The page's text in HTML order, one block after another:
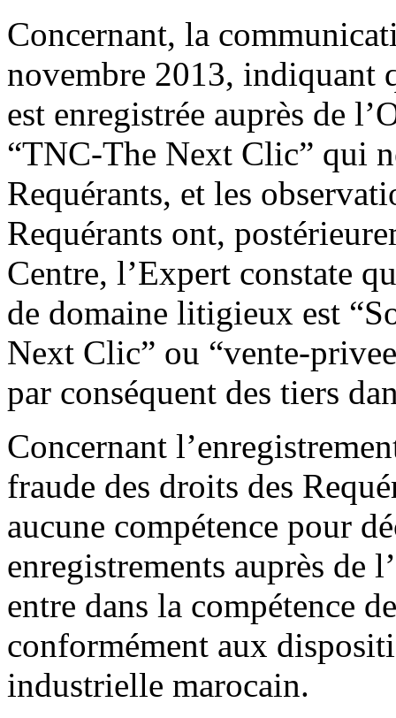
Concernant, la
novembre 2013, indiquant
est enregistrée auprès de
“TNC-The Next Clic” qui
Requérants, et les
Requérants ont,
Centre, l’Expert constate
de domaine litigieux est
Next Clic” ou “vente-
par conséquent des tiers
Concernant
fraude des droits des
aucune compétence pour
enregistrements auprès de
entre dans la compétence
conformément aux
industrielle marocain.